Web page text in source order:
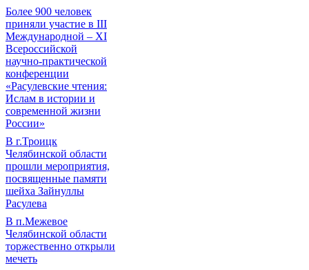
Более 900 человек
приняли участие в III
Международной – XI
Всероссийской
научно-практической
конференции
«Расулевские чтения:
Ислам в истории и
современной жизни
России»
В г.Троицк
Челябинской области
прошли мероприятия,
посвященные памяти
шейха Зайнуллы
Расулева
В п.Межевое
Челябинской области
торжественно открыли
мечеть